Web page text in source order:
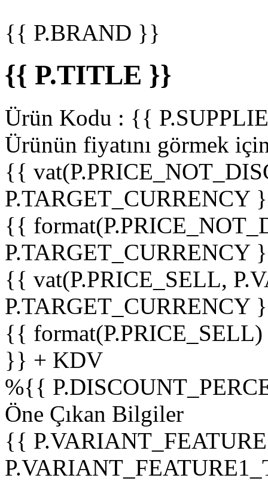
{{ P.BRAND }}
{{ P.TITLE }}
Ürün Kodu : {{
Ürünün fiyatını görmek
{{
P.TARGET_CURRENCY
{{
P.TARGET_CURRENCY
{{ vat(P.PRICE_SELL,
P.TARGET_CURRENCY
{{
}} + KDV
%{{
Öne Çıkan Bilgiler
{{